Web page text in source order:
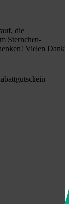
die
Sternchen-
Vielen Dank